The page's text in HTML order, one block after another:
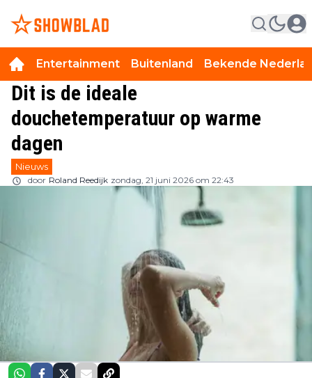
Entertainment Buitenland Bekende
Dit is de ideale
douchetemperatuur op warme
dagen
Nieuws
door Roland Reedijk zondag, 21 juni 2026 om 22:43